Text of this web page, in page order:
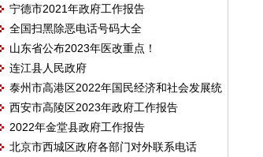
宁德市2021年政府工作报告
全国扫黑除恶电话号码大全
山东省公布2023年医改重点！
连江县人民政府
泰州市高港区2022年国民经济和社会发展统
计公报
西安市高陵区2023年政府工作报告
2022年金堂县政府工作报告
北京市西城区政府各部门对外联系电话